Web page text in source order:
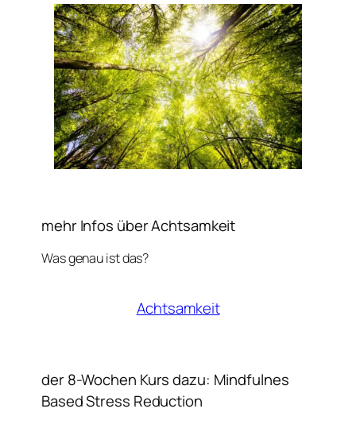
mehr Infos über Achtsamkeit
Was genau ist das?
Achtsamkeit
der 8-Wochen Kurs dazu: Mindfulnes
Based Stress Reduction